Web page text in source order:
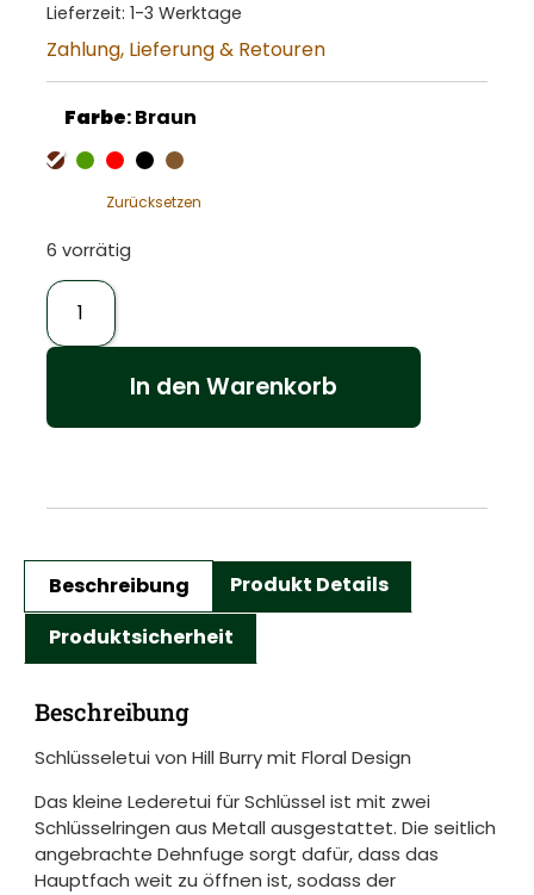
Lieferzeit: 1-3 Werktage
Zahlung, Lieferung & Retouren
Farbe:Braun
Zurücksetzen
6 vorrätig
In den Warenkorb
Beschreibung
Produkt Details
Produktsicherheit
Beschreibung
Schlüsseletui von Hill Burry mit Floral Design
Das kleine Lederetui für Schlüssel ist mit zwei
Schlüsselringen aus Metall ausgestattet. Die seitlich
angebrachte Dehnfuge sorgt dafür, dass das
Hauptfach weit zu öffnen ist, sodass der